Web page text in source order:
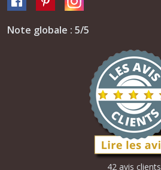
Note globale : 5/5
42 avis clients